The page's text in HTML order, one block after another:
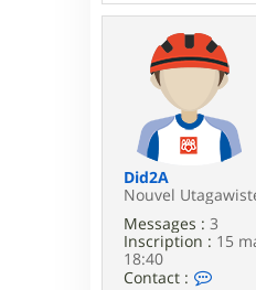
t
c
t
e
u
t
a
a
a
Did2A
Nouvel
Messages : 3
Inscription : 15
18:40
Contact :